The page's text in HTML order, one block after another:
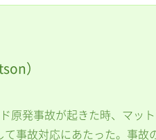
）
原発事故が起きた時、マッ
事故対応にあたった。事故